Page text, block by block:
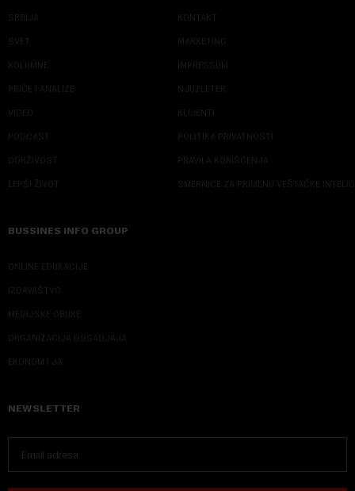
SRBIJA
SVET
KOLUMNE
PRIČE I ANALIZE
VIDEO
PODCAST
ODRŽIVOST
LEPŠI ŽIVOT
KONTAKT
MARKETING
IMPRESSUM
NJUZLETER
KLIJENTI
POLITIKA PRIVATNOSTI
PRAVILA KORIŠĆENJA
SMERNICE ZA PRIMENU VEŠTAČKE
BUSSINES INFO GROUP
ONLINE EDUKACIJE
IZDAVAŠTVO
MEDIJSKE OBUKE
ORGANIZACIJA DOGADJAJA
EKONOM I JA
NEWSLETTER